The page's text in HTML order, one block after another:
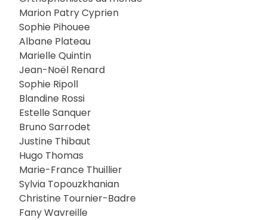
Marion Patry Cyprien
Sophie Pihouee
Albane Plateau
Marielle Quintin
Jean-Noël Renard
Sophie Ripoll
Blandine Rossi
Estelle Sanquer
Bruno Sarrodet
Justine Thibaut
Hugo Thomas
Marie-France Thuillier
Sylvia Topouzkhanian
Christine Tournier-Badre
Fany Wavreille